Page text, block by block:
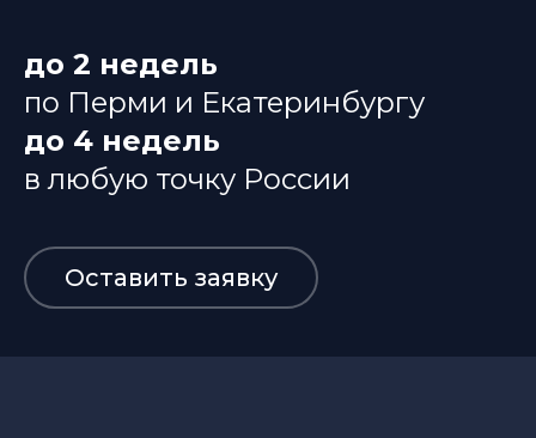
до 2 недель
по Перми и Екатеринбургу
до 4 недель
в любую точку России
Оставить заявку